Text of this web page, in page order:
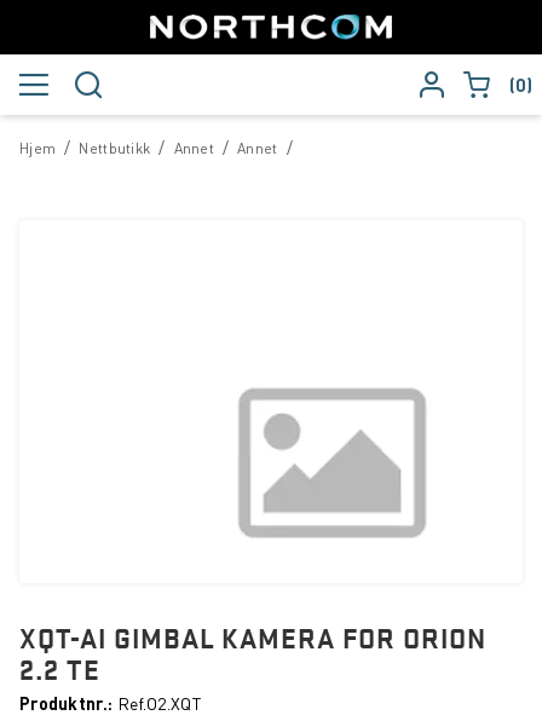
0
/
Hjem /
Nettbutikk /
Annet /
Annet
XQT-AI GIMBAL KAMERA FOR ORION
2.2 TE
Produktnr.
Ref.O2.XQT